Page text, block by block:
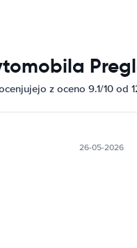
z oceno 9.1/10 od
26-05-2026